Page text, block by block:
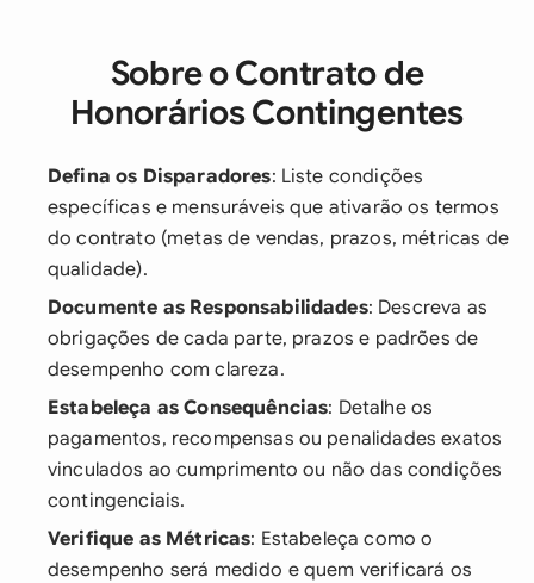
Sobre o Contrato de
Honorários Contingentes
Defina os Disparadores: Liste condições
específicas e mensuráveis que ativarão os termos
do contrato (metas de vendas, prazos, métricas de
qualidade).
Documente as Responsabilidades: Descreva as
obrigações de cada parte, prazos e padrões de
desempenho com clareza.
Estabeleça as Consequências: Detalhe os
pagamentos, recompensas ou penalidades exatos
vinculados ao cumprimento ou não das condições
contingenciais.
Verifique as Métricas: Estabeleça como o
desempenho será medido e quem verificará os